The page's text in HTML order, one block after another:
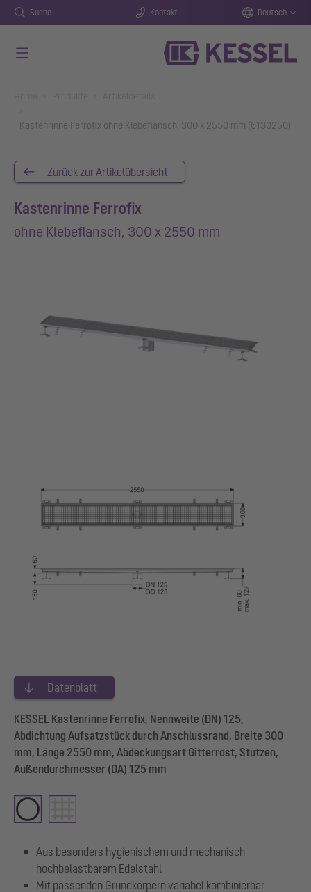
Suche Kontakt Deutsch
Kastenrinne Ferrofix ohne Klebeflansch, 300 x 2550 mm (6130250)
Zurück zur Artikelübersicht
Kastenrinne Ferrofix
ohne Klebeflansch, 300 x 2550 mm
Datenblatt
KESSEL Kastenrinne Ferrofix, Nennweite (DN) 125,
Abdichtung Aufsatzstück durch Anschlussrand, Breite 300
mm, Länge 2550 mm, Abdeckungsart Gitterrost, Stutzen,
Außendurchmesser (DA) 125 mm
Aus besonders hygienischem und mechanisch
hochbelastbarem Edelstahl
Mit passenden Grundkörpern variabel kombinierbar